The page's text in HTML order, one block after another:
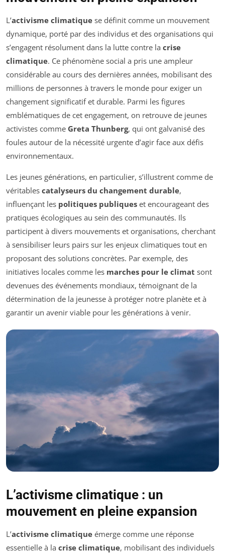
L’activisme climatique se définit comme un mouvement
dynamique, porté par des individus et des organisations qui
s’engagent résolument dans la lutte contre la crise
climatique. Ce phénomène social a pris une ampleur
considérable au cours des dernières années, mobilisant des
millions de personnes à travers le monde pour exiger un
changement significatif et durable. Parmi les figures
emblématiques de cet engagement, on retrouve de jeunes
activistes comme Greta Thunberg, qui ont galvanisé des
foules autour de la nécessité urgente d’agir face aux défis
environnementaux.
Les jeunes générations, en particulier, s’illustrent comme de
véritables catalyseurs du changement durable,
influençant les politiques publiques et encourageant des
pratiques écologiques au sein des communautés. Ils
participent à divers mouvements et organisations, cherchant
à sensibiliser leurs pairs sur les enjeux climatiques tout en
proposant des solutions concrètes. Par exemple, des
initiatives locales comme les marches pour le climat sont
devenues des événements mondiaux, témoignant de la
détermination de la jeunesse à protéger notre planète et à
garantir un avenir viable pour les générations à venir.
L’activisme climatique : un
mouvement en pleine expansion
L’activisme climatique émerge comme une réponse
essentielle à la crise climatique, mobilisant des individuels